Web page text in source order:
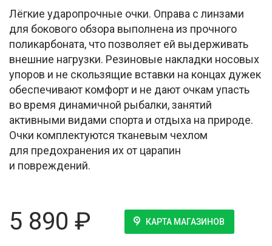
Лёгкие ударопрочные очки. Оправа с линзами
для бокового обзора выполнена из прочного
поликарбоната, что позволяет ей выдерживать
внешние нагрузки. Резиновые накладки носовых
упоров и не скользящие вставки на концах дужек
обеспечивают комфорт и не дают очкам упасть
во время динамичной рыбалки, занятий
активными видами спорта и отдыха на природе.
Очки комплектуются тканевым чехлом
для предохранения их от царапин
и повреждений.
5 890 ₽ КАРТА МАГАЗИНОВ